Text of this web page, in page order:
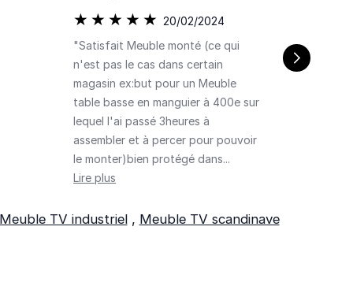
20/02/2024
"Satisfait Meuble monté (ce qui
n'est pas le cas dans certain
magasin ex:but pour un Meuble
table basse en manguier à 400e sur
lequel l'ai passé 3heures à
assembler et à percer pour pouvoir
le monter)bien protégé dans...
Lire plus
TV industriel, Meuble TV scandinave